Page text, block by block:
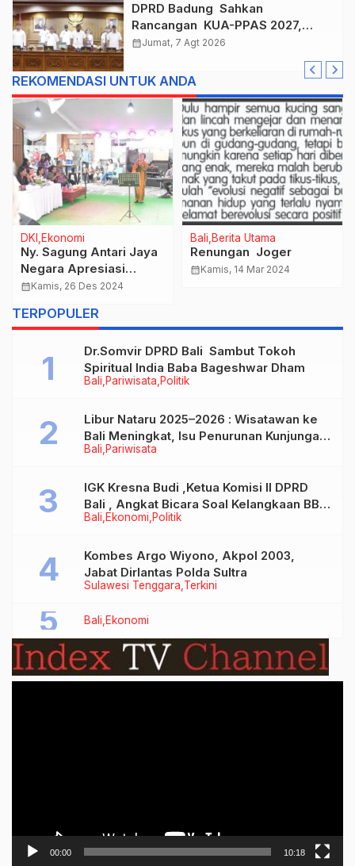
DPRD Badung Sahkan
Rancangan KUA-PPAS 2027,
Anggaran Tembus Lebih Dari
calendar_monthJumat, 7 Agt 2026
REKOMENDASI UNTUK ANDA
DKI Ekonomi
Ny. Sagung Antari Jaya
Negara Apresiasi
Karaoke Kontes di
yang di Gelar BPD Bali
calendar_monthKamis, 26 Des 2024
Bali Berita Utama
Renungan Joger
calendar_monthKamis, 14 Mar 2024
TERPOPULER
Bali Pariwisata Politik
Dr.Somvir DPRD Bali Sambut Tokoh
Spiritual India Baba Bageshwar Dham
Bali Pariwisata
Libur Nataru 2025–2026 : Wisatawan ke
Bali Meningkat, Isu Penurunan Kunjungan
Tidak Benar
Bali Ekonomi Politik
IGK Kresna Budi ,Ketua Komisi II DPRD
Bali , Angkat Bicara Soal Kelangkaan BBM
Bersubsidi Jenis Solar
Sulawesi Tenggara Terkini
Kombes Argo Wiyono, Akpol 2003,
Jabat Dirlantas Polda Sultra
Bali Ekonomi
00:00 10:18